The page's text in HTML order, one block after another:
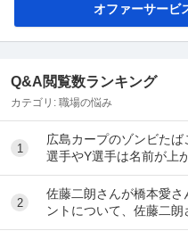
オファーサービ
Q&A閲覧数ランキング
カテゴリ: 職場の悩み
1
広島カープのゾンビた
選手やY選手は名前が上
2
佐藤二朗さんが橋本愛
ントについて、佐藤二
ね。 これは極端に言え